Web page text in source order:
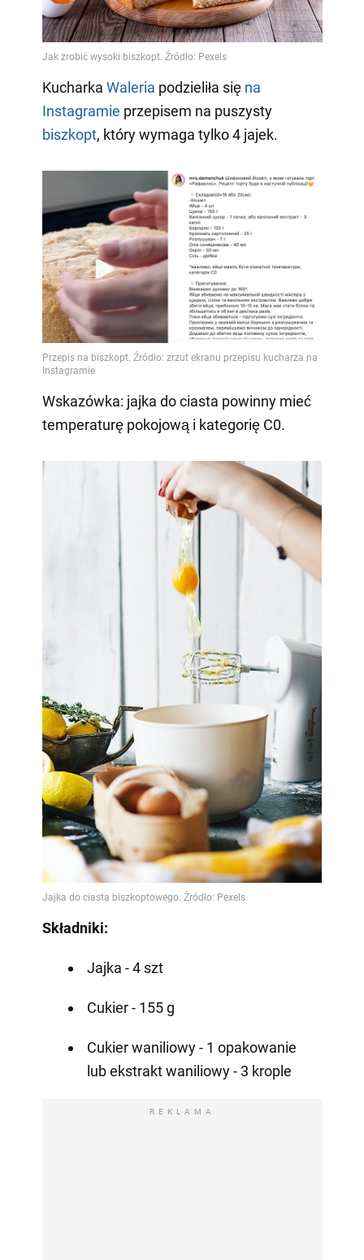
Video
Kucharka Waleria podzieliła się na
Instagramie przepisem na puszysty
biszkopt, który wymaga tylko 4 jajek.
Wskazówka: jajka do ciasta powinny mieć
temperaturę pokojową i kategorię C0.
Składniki:
Jajka - 4 szt
Cukier - 155 g
Cukier waniliowy - 1 opakowanie
lub ekstrakt waniliowy - 3 krople
REKLAMA